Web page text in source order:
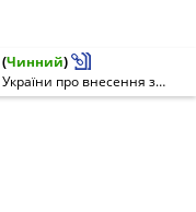
(Чинний)
Про зняття з розгляду проекту Закону України про внесення змін до статей 19, 20 Закону України "Про основи соціальної захищеності інвалідів в Україні"